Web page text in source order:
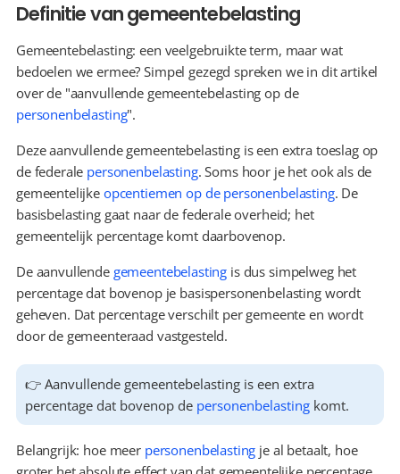
Definitie van gemeentebelasting
Gemeentebelasting: een veelgebruikte term, maar wat
bedoelen we ermee? Simpel gezegd spreken we in dit artikel
over de "aanvullende gemeentebelasting op de
personenbelasting".
Deze aanvullende gemeentebelasting is een extra toeslag op
de federale personenbelasting. Soms hoor je het ook als de
gemeentelijke opcentiemen op de personenbelasting. De
basisbelasting gaat naar de federale overheid; het
gemeentelijk percentage komt daarbovenop.
De aanvullende gemeentebelasting is dus simpelweg het
percentage dat bovenop je basispersonenbelasting wordt
geheven. Dat percentage verschilt per gemeente en wordt
door de gemeenteraad vastgesteld.
👉 Aanvullende gemeentebelasting is een extra
percentage dat bovenop de personenbelasting komt.
Belangrijk: hoe meer personenbelasting je al betaalt, hoe